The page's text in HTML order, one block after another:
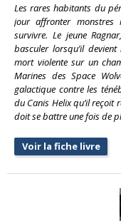
Les rares habitants du
jour affronter monstres
survivre. Le jeune
basculer lorsqu’il
mort violente sur un
Marines des Space
galactique contre les
du Canis Helix qu’il reçoit
doit se battre une fois de
Voir la fiche livre